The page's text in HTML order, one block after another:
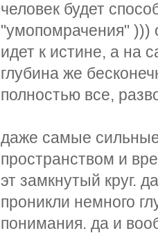
человек будет
"умопомрачения" )))
идет к истине, а на
глубина же
полностью все,
даже самые
пространством и
эт замкнутый круг.
проникли немного
понимания. да и